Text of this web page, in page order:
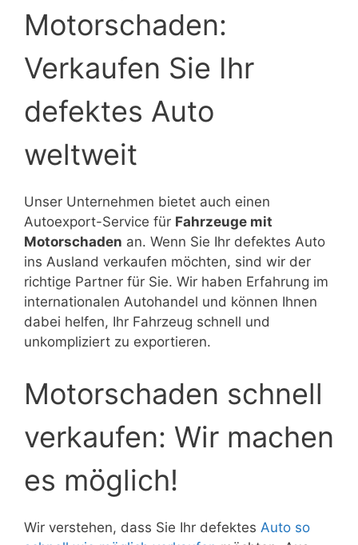
Motorschaden:
Verkaufen Sie Ihr
defektes Auto
weltweit
Unser Unternehmen bietet auch einen
Autoexport-Service für Fahrzeuge mit
Motorschaden an. Wenn Sie Ihr defektes Auto
ins Ausland verkaufen möchten, sind wir der
richtige Partner für Sie. Wir haben Erfahrung im
internationalen Autohandel und können Ihnen
dabei helfen, Ihr Fahrzeug schnell und
unkompliziert zu exportieren.
Motorschaden schnell
verkaufen: Wir machen
es möglich!
Wir verstehen, dass Sie Ihr defektes Auto so